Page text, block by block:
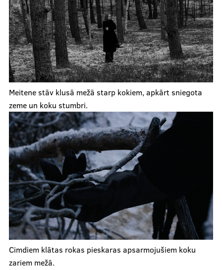
Meitene stāv klusā mežā starp kokiem, apkārt sniegota
zeme un koku stumbri.
Cimdiem klātas rokas pieskaras apsarmojušiem koku
zariem mežā.